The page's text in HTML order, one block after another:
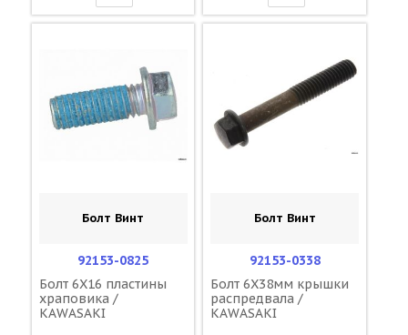
Болт Винт
92153-0825
Болт 6X16 пластины
храповика /
KAWASAKI
Болт Винт
92153-0338
Болт 6X38мм крышки
распредвала /
KAWASAKI